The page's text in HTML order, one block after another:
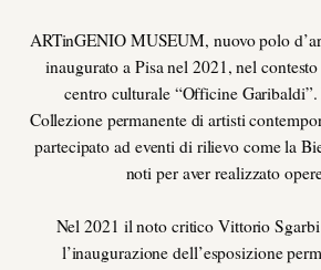
ARTinGENIO MUSEUM, nuovo polo
inaugurato a Pisa nel 2021, nel
centro culturale “Officine
Collezione permanente di artisti
partecipato ad eventi di rilievo come la
noti per aver realizzato
Nel 2021 il noto critico Vittorio Sgarbi
l’inaugurazione dell’esposizione